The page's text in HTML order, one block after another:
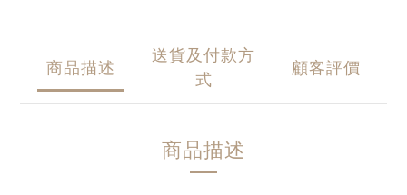
商品描述
送貨及付款方
式
顧客評價
商品描述